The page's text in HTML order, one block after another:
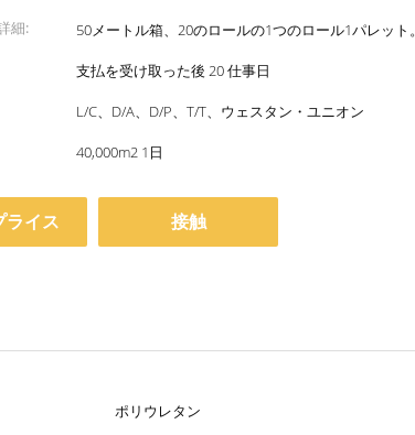
細:
50メートル箱、20のロールの1つのロール1パレット。
支払を受け取った後 20 仕事日
L/C、D/A、D/P、T/T、ウェスタン・ユニオン
40,000m2 1日
ライス 接触
ポリウレタン